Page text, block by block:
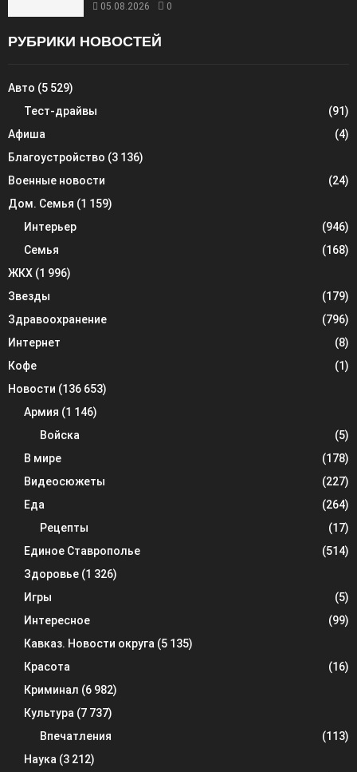
05.08.2026 0
РУБРИКИ НОВОСТЕЙ
Авто (5 529)
Тест-драйвы
(91)
Афиша
(4)
Благоустройство (3 136)
Военные новости
(24)
Дом. Семья (1 159)
Интерьер
(946)
Семья
(168)
ЖКХ (1 996)
Звезды
(179)
Здравоохранение
(796)
Интернет
(8)
Кофе
(1)
Новости (136 653)
Армия (1 146)
Войска
(5)
В мире
(178)
Видеосюжеты
(227)
Еда
(264)
Рецепты
(17)
Единое Ставрополье
(514)
Здоровье (1 326)
Игры
(5)
Интересное
(99)
Кавказ. Новости округа (5 135)
Красота
(16)
Криминал (6 982)
Культура (7 737)
Впечатления
(113)
Наука (3 212)